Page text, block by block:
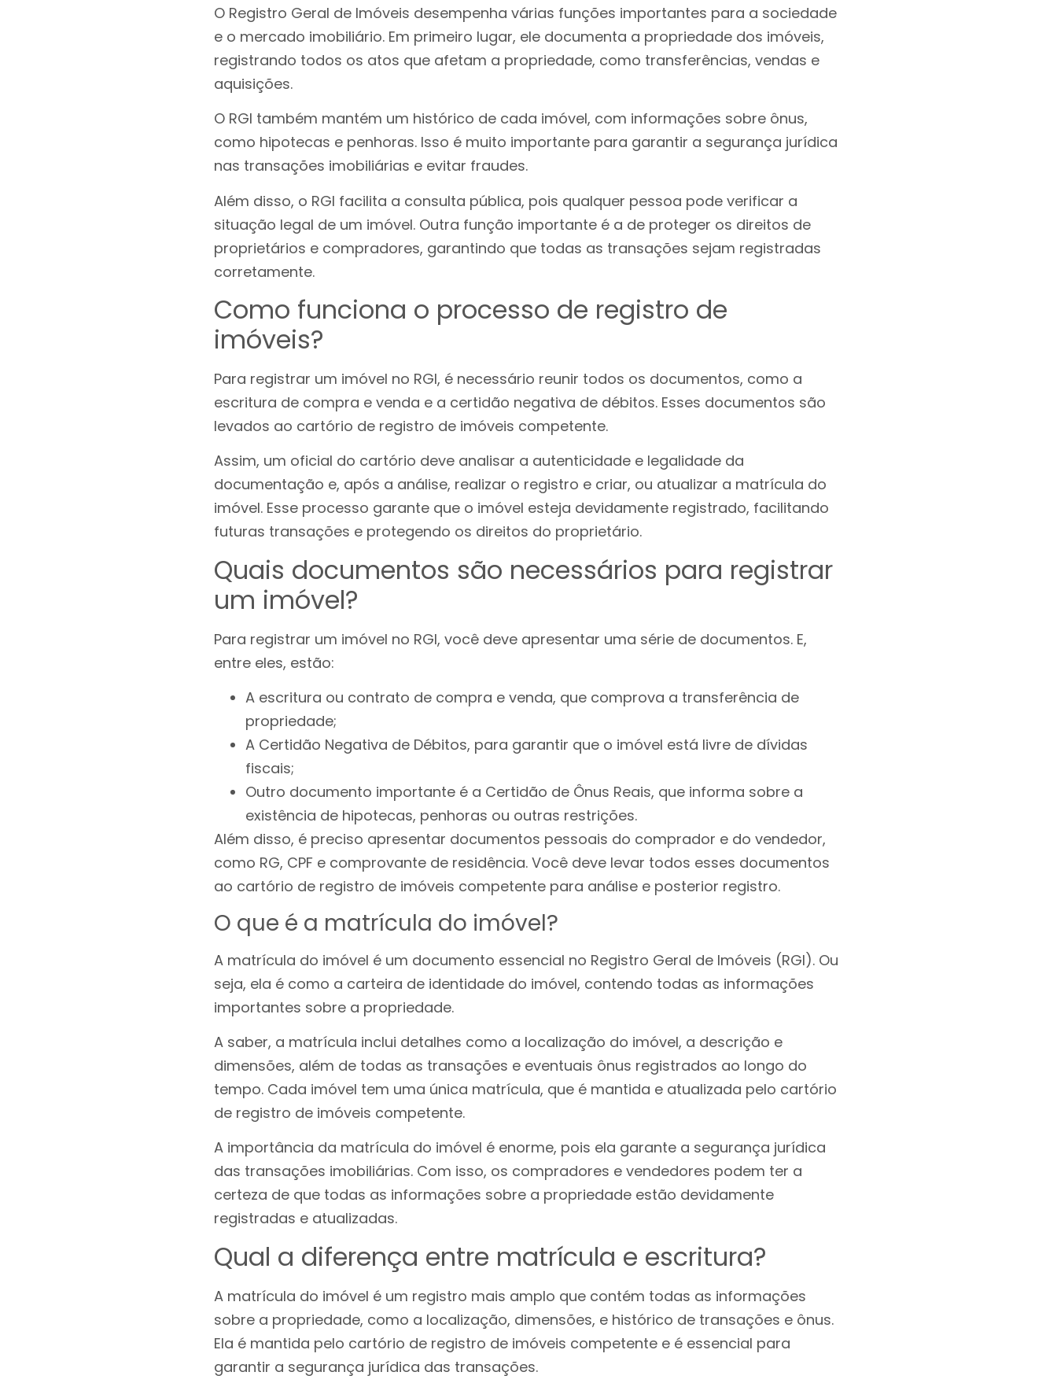
O Registro Geral de Imóveis desempenha várias funções importantes para a sociedade
e o mercado imobiliário. Em primeiro lugar, ele documenta a propriedade dos imóveis,
registrando todos os atos que afetam a propriedade, como transferências, vendas e
aquisições.
O RGI também mantém um histórico de cada imóvel, com informações sobre ônus,
como hipotecas e penhoras. Isso é muito importante para garantir a segurança jurídica
nas transações imobiliárias e evitar fraudes.
Além disso, o RGI facilita a consulta pública, pois qualquer pessoa pode verificar a
situação legal de um imóvel. Outra função importante é a de proteger os direitos de
proprietários e compradores, garantindo que todas as transações sejam registradas
corretamente.
Como funciona o processo de registro de
imóveis?
Para registrar um imóvel no RGI, é necessário reunir todos os documentos, como a
escritura de compra e venda e a certidão negativa de débitos. Esses documentos são
levados ao cartório de registro de imóveis competente.
Assim, um oficial do cartório deve analisar a autenticidade e legalidade da
documentação e, após a análise, realizar o registro e criar, ou atualizar a matrícula do
imóvel. Esse processo garante que o imóvel esteja devidamente registrado, facilitando
futuras transações e protegendo os direitos do proprietário.
Quais documentos são necessários para registrar
um imóvel?
Para registrar um imóvel no RGI, você deve apresentar uma série de documentos. E,
entre eles, estão:
A escritura ou contrato de compra e venda, que comprova a transferência de
propriedade;
A Certidão Negativa de Débitos, para garantir que o imóvel está livre de dívidas
fiscais;
Outro documento importante é a Certidão de Ônus Reais, que informa sobre a
existência de hipotecas, penhoras ou outras restrições.
Além disso, é preciso apresentar documentos pessoais do comprador e do vendedor,
como RG, CPF e comprovante de residência. Você deve levar todos esses documentos
ao cartório de registro de imóveis competente para análise e posterior registro.
O que é a matrícula do imóvel?
A matrícula do imóvel é um documento essencial no Registro Geral de Imóveis (RGI). Ou
seja, ela é como a carteira de identidade do imóvel, contendo todas as informações
importantes sobre a propriedade.
A saber, a matrícula inclui detalhes como a localização do imóvel, a descrição e
dimensões, além de todas as transações e eventuais ônus registrados ao longo do
tempo. Cada imóvel tem uma única matrícula, que é mantida e atualizada pelo cartório
de registro de imóveis competente.
A importância da matrícula do imóvel é enorme, pois ela garante a segurança jurídica
das transações imobiliárias. Com isso, os compradores e vendedores podem ter a
certeza de que todas as informações sobre a propriedade estão devidamente
registradas e atualizadas.
Qual a diferença entre matrícula e escritura?
A matrícula do imóvel é um registro mais amplo que contém todas as informações
sobre a propriedade, como a localização, dimensões, e histórico de transações e ônus.
Ela é mantida pelo cartório de registro de imóveis competente e é essencial para
garantir a segurança jurídica das transações.